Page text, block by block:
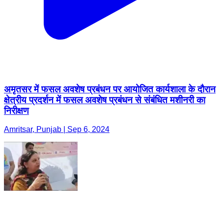
अमृतसर में फसल अवशेष प्रबंधन पर आयोजित कार्यशाला के दौरान
क्षेत्रीय प्रदर्शन में फसल अवशेष प्रबंधन से संबंधित मशीनरी का
निरीक्षण
Amritsar, Punjab | Sep 6, 2024